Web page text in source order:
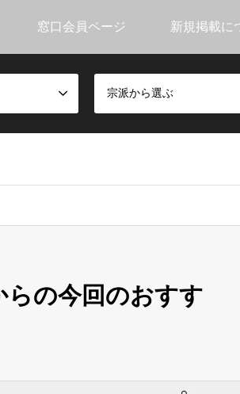
窓口会員ページ 新規掲載に
宗派から選ぶ
らの今回のおすす